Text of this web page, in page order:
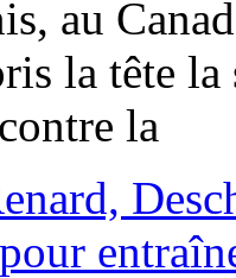
au
la tête
la